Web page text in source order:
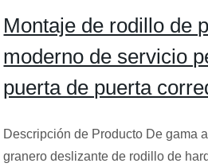
Montaje de rodillo de
moderno de servicio
puerta de puerta
Descripción de Producto De gama
granero deslizante de rodillo de